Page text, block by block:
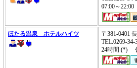
07:00～
ほたる温泉 ホテルハイツ
〒381-0401
TEL.0269-34-
24時間 (*)